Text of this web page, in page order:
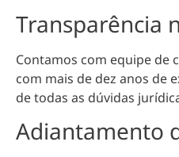
Transparência
Contamos com equipe de
com mais de dez anos de
de todas as dúvidas
Adiantamento